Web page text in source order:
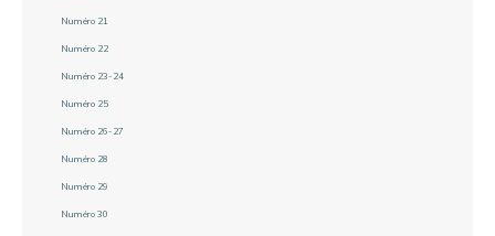
Numéro 21
Numéro 22
Numéro 23-24
Numéro 25
Numéro 26-27
Numéro 28
Numéro 29
Numéro 30